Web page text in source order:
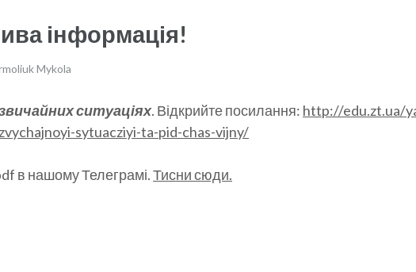
інформація!
Mykola
ситуаціях. Відкрийте посилання: http://edu.zt.ua/
sytuacziyi-ta-pid-chas-vijny/
в нашому Телеграмі.Тисни сюди.